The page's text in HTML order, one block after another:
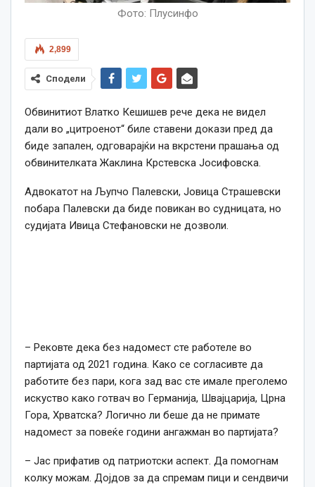
Фото: Плусинфо
2,899
Сподели
Обвинитиот Влатко Кешишев рече дека не видел
дали во „цитроенот“ биле ставени докази пред да
биде запален, одговарајќи на вкрстени прашања од
обвинителката Жаклина Крстевска Јосифовска.
Адвокатот на Љупчо Палевски, Јовица Страшевски
побара Палевски да биде повикан во судницата, но
судијата Ивица Стефановски не дозволи.
– Рековте дека без надомест сте работеле во
партијата од 2021 година. Како се согласивте да
работите без пари, кога зад вас сте имале преголемо
искуство како готвач во Германија, Швајцарија, Црна
Гора, Хрватска? Логично ли беше да не примате
надомест за повеќе години ангажман во партијата?
– Јас прифатив од патриотски аспект. Да помогнам
колку можам. Дојдов за да спремам пици и сендвичи